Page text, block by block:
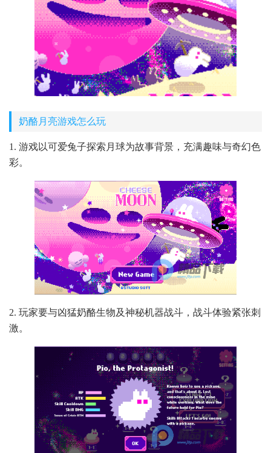
奶酪月亮游戏怎么玩
1. 游戏以可爱兔子探索月球为故事背景，充满趣味与奇幻色
彩。
2. 玩家要与凶猛奶酪生物及神秘机器战斗，战斗体验紧张刺
激。